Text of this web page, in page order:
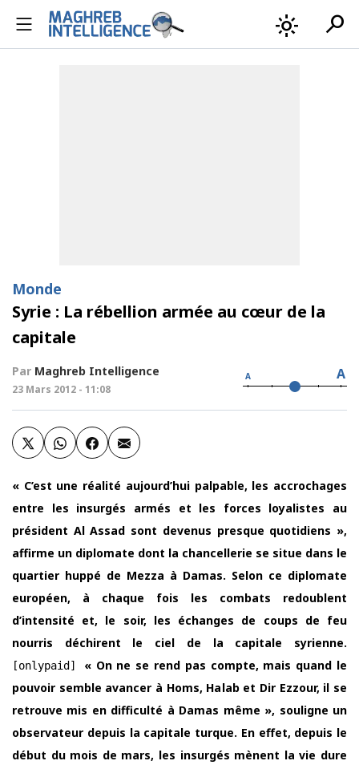
light_mode search
Monde
Syrie : La rébellion armée au cœur de la
capitale
Par Maghreb Intelligence
23 Mars 2012 - 11:08
A A
« C’est une réalité aujourd’hui palpable, les accrochages
entre les insurgés armés et les forces loyalistes au
président Al Assad sont devenus presque quotidiens »,
affirme un diplomate dont la chancellerie se situe dans le
quartier huppé de Mezza à Damas. Selon ce diplomate
européen, à chaque fois les combats redoublent
d’intensité et, le soir, les échanges de coups de feu
nourris déchirent le ciel de la capitale syrienne.
[onlypaid] « On ne se rend pas compte, mais quand le
pouvoir semble avancer à Homs, Halab et Dir Ezzour, il se
retrouve mis en difficulté à Damas même », souligne un
observateur depuis la capitale turque. En effet, depuis le
début du mois de mars, les insurgés mènent la vie dure